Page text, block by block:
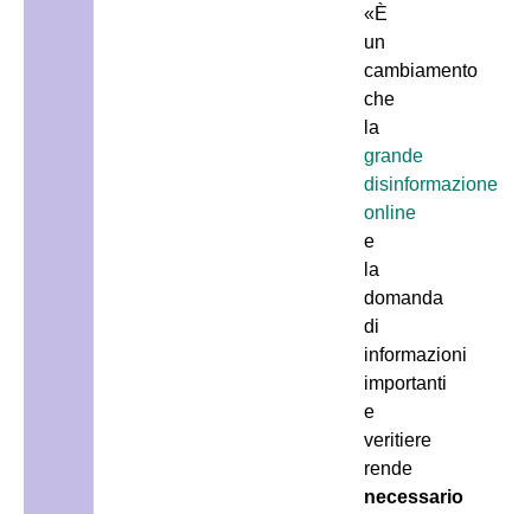
«È
un
cambiamento
che
la
grande
disinformazione
online
e
la
domanda
di
informazioni
importanti
e
veritiere
rende
necessario